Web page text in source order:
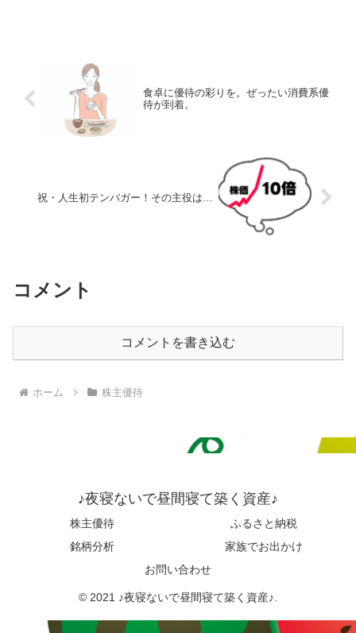
食卓に優待の彩りを。ぜったい消費系優
待が到着。
祝・人生初テンバガー！その主役は…
コメント
コメントを書き込む
ホーム 株主優待
♪夜寝ないで昼間寝て築く資産♪
株主優待
ふるさと納税
銘柄分析
家族でお出かけ
お問い合わせ
© 2021 ♪夜寝ないで昼間寝て築く資産♪.